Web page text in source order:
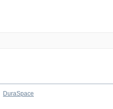
DuraSpace